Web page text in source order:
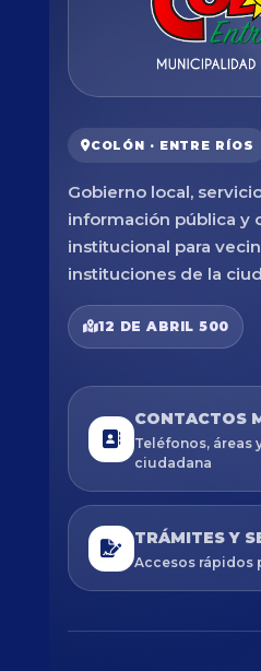
COLÓN · ENTRE RÍOS
Gobierno local,
información pública y
institucional para
instituciones de la
12 DE ABRIL 500
CONTACTOS
Teléfonos, áreas
ciudadana
TRÁMITES Y
Accesos rápidos